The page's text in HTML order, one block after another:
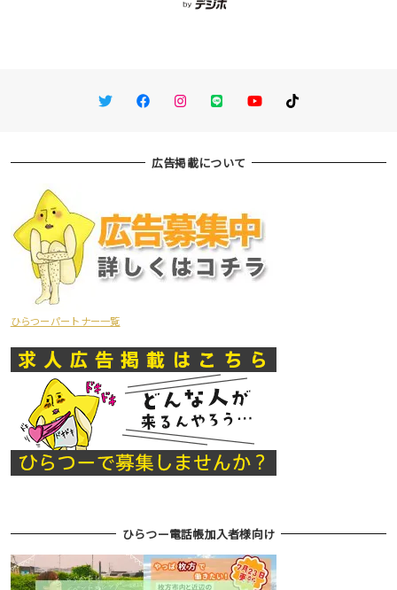
TwitterFacebookInstagram
LINE You TubeTikTok
広告掲載について
ひらつーパートナー一覧
ひらつー電話帳加入者様向け